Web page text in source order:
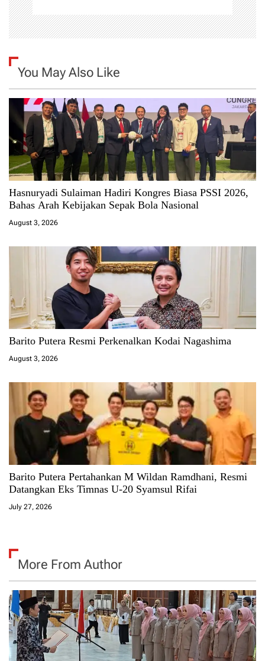
You May Also Like
Hasnuryadi Sulaiman Hadiri Kongres Biasa PSSI 2026,
Bahas Arah Kebijakan Sepak Bola Nasional
August 3, 2026
Barito Putera Resmi Perkenalkan Kodai Nagashima
August 3, 2026
Barito Putera Pertahankan M Wildan Ramdhani, Resmi
Datangkan Eks Timnas U-20 Syamsul Rifai
July 27, 2026
More From Author